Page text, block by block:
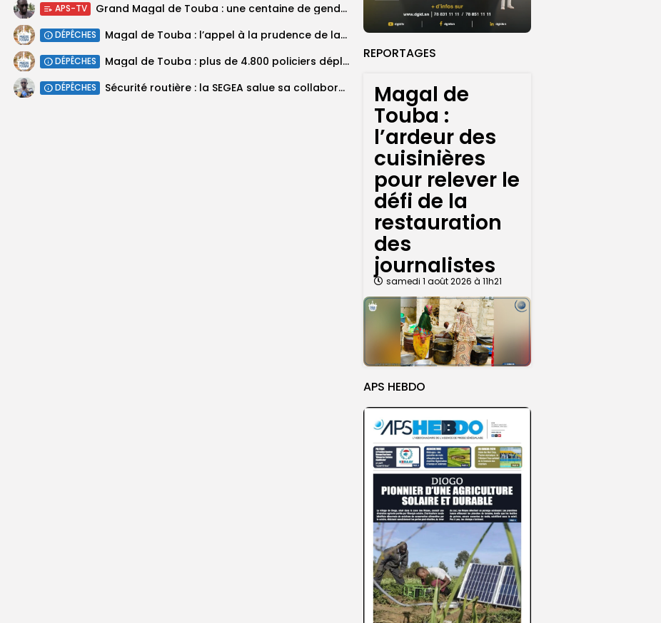
REPORTAGES
Magal de
Touba :
l’ardeur des
cuisinières
pour relever le
défi de la
restauration
des
journalistes
samedi 1 août 2026 à 11h21
APS HEBDO
APS-TV Grand Magal de Touba : une centaine de gendarmes mobilisés sur les...
DÉPÊCHES Magal de Touba : l’appel à la prudence de la Police sur...
DÉPÊCHES Magal de Touba : plus de 4.800 policiers déployés pour sécuriser les...
DÉPÊCHES Sécurité routière : la SEGEA salue sa collaboration avec la gendarmerie, sur...